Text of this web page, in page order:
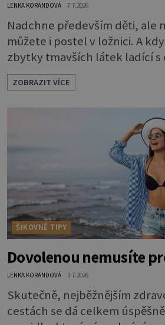
LENKA KORANDOVÁ 7.7.2026
Nadchne především děti, ale
můžete i postel v ložnici. A
zbytky tmavších látek ladící s
se hodit i tam. Budete potřebovat: - zbytky
barevně sladěných
látky na vnitřní polštářek -
- 2 knoflíky - 0,5 m
vlizelínu - pravítko a řezák nebo
strana s aplikací 1. V
ZOBRAZIT VÍCE
ŠIKOVNÉ TIPY
Dovolenou nemusíte
LENKA KORANDOVÁ 3.7.2026
Skutečně, nejběžnějším
cestách se dá celkem